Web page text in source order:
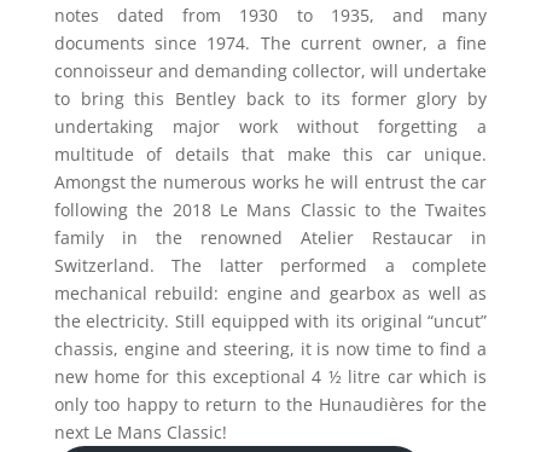
notes dated from 1930 to 1935, and many
documents since 1974. The current owner, a fine
connoisseur and demanding collector, will undertake
to bring this Bentley back to its former glory by
undertaking major work without forgetting a
multitude of details that make this car unique.
Amongst the numerous works he will entrust the car
following the 2018 Le Mans Classic to the Twaites
family in the renowned Atelier Restaucar in
Switzerland. The latter performed a complete
mechanical rebuild: engine and gearbox as well as
the electricity. Still equipped with its original “uncut”
chassis, engine and steering, it is now time to find a
new home for this exceptional 4 ½ litre car which is
only too happy to return to the Hunaudières for the
next Le Mans Classic!